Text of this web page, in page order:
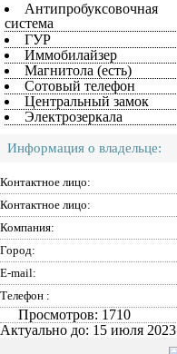
Антипробуксовочная
система
ГУР
Иммобилайзер
Магнитола (есть)
Сотовый телефон
Центральный замок
Электрозеркала
Информация о владельце:
Контактное лицо:
Контактное лицо:
Компания:
Город:
E-mail:
Телефон :
Просмотров: 1710
Актуально до: 15 июля 2023